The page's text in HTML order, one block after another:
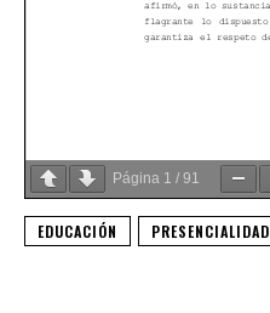
Página 1 / 91
EDUCACIÓN PRESENCIALIDAD